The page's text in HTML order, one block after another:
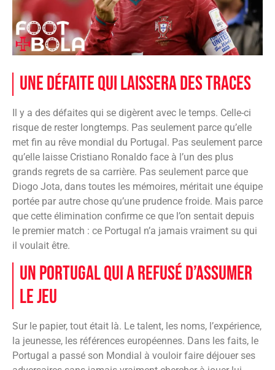
Une défaite qui laissera des traces
Il y a des défaites qui se digèrent avec le temps. Celle-ci
risque de rester longtemps. Pas seulement parce qu’elle
met fin au rêve mondial du Portugal. Pas seulement parce
qu’elle laisse Cristiano Ronaldo face à l’un des plus
grands regrets de sa carrière. Pas seulement parce que
Diogo Jota, dans toutes les mémoires, méritait une équipe
portée par autre chose qu’une prudence froide. Mais parce
que cette élimination confirme ce que l’on sentait depuis
le premier match : ce Portugal n’a jamais vraiment su qui
il voulait être.
Un Portugal qui a refusé d’assumer
le jeu
Sur le papier, tout était là. Le talent, les noms, l’expérience,
la jeunesse, les références européennes. Dans les faits, le
Portugal a passé son Mondial à vouloir faire déjouer ses